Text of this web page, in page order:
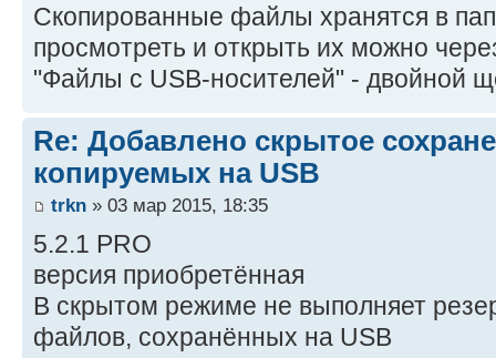
Скопированные файлы хранятся в
просмотреть и открыть их можно
"Файлы с USB-носителей" - двойной
Re: Добавлено скрытое
копируемых на USB
trkn » 03 мар 2015, 18:35
5.2.1 PRO
версия приобретённая
В скрытом режиме не выполняет
файлов, сохранённых на USB